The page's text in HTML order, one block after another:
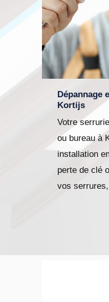
Dépannage
Kortijs
Votre
ou bureau à
installation
perte de clé
vos